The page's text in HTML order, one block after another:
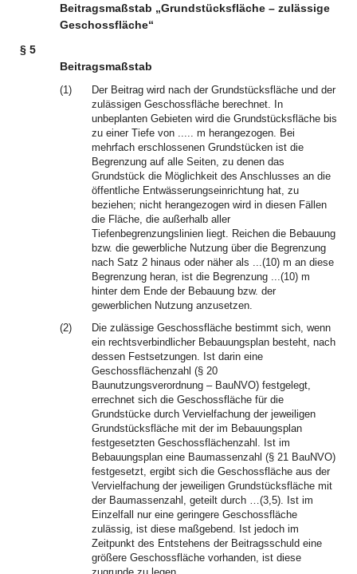
Beitragsmaßstab „Grundstücksfläche – zulässige
Geschossfläche“
§ 5
Beitragsmaßstab
(1)
Der Beitrag wird nach der Grundstücksfläche und der
zulässigen Geschossfläche berechnet. In
unbeplanten Gebieten wird die Grundstücksfläche bis
zu einer Tiefe von ..... m herangezogen. Bei
mehrfach erschlossenen Grundstücken ist die
Begrenzung auf alle Seiten, zu denen das
Grundstück die Möglichkeit des Anschlusses an die
öffentliche Entwässerungseinrichtung hat, zu
beziehen; nicht herangezogen wird in diesen Fällen
die Fläche, die außerhalb aller
Tiefenbegrenzungslinien liegt. Reichen die Bebauung
bzw. die gewerbliche Nutzung über die Begrenzung
nach Satz 2 hinaus oder näher als ...(10) m an diese
Begrenzung heran, ist die Begrenzung ...(10) m
hinter dem Ende der Bebauung bzw. der
gewerblichen Nutzung anzusetzen.
(2)
Die zulässige Geschossfläche bestimmt sich, wenn
ein rechtsverbindlicher Bebauungsplan besteht, nach
dessen Festsetzungen. Ist darin eine
Geschossflächenzahl (§ 20
Baunutzungsverordnung – BauNVO) festgelegt,
errechnet sich die Geschossfläche für die
Grundstücke durch Vervielfachung der jeweiligen
Grundstücksfläche mit der im Bebauungsplan
festgesetzten Geschossflächenzahl. Ist im
Bebauungsplan eine Baumassenzahl (§ 21 BauNVO)
festgesetzt, ergibt sich die Geschossfläche aus der
Vervielfachung der jeweiligen Grundstücksfläche mit
der Baumassenzahl, geteilt durch …(3,5). Ist im
Einzelfall nur eine geringere Geschossfläche
zulässig, ist diese maßgebend. Ist jedoch im
Zeitpunkt des Entstehens der Beitragsschuld eine
größere Geschossfläche vorhanden, ist diese